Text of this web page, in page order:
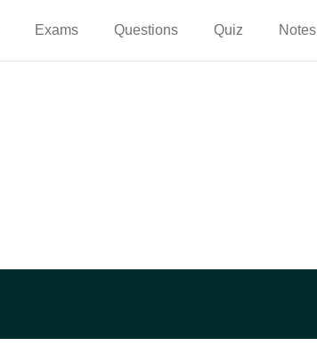
Exams Questions Quiz Notes